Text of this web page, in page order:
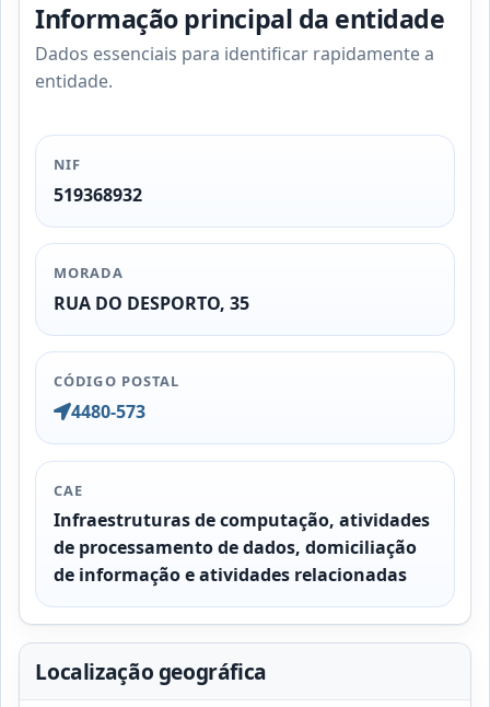
Informação principal da entidade
Dados essenciais para identificar rapidamente a
entidade.
NIF
519368932
MORADA
RUA DO DESPORTO, 35
CÓDIGO POSTAL
4480-573
CAE
Infraestruturas de computação, atividades
de processamento de dados, domiciliação
de informação e atividades relacionadas
Localização geográfica